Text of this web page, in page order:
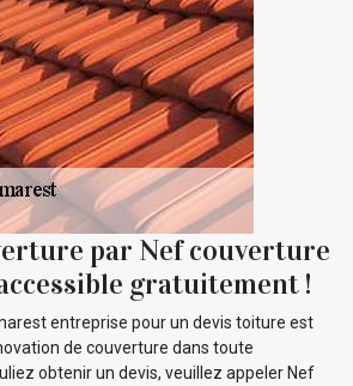
par Nef couverture
gratuitement !
entreprise pour un devis toiture est
de couverture dans toute
obtenir un devis, veuillez appeler Nef